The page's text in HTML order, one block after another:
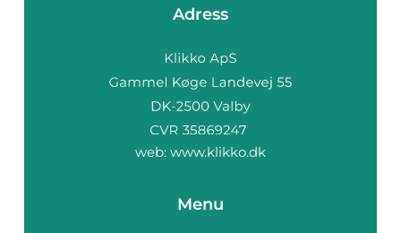
Adress
web: www.klikko.dk
Menu